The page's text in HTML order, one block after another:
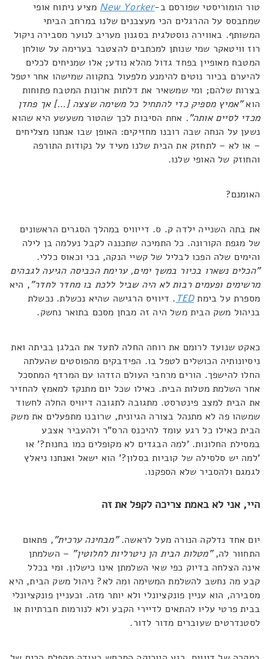
טור הומוריסטי שפורסם ב-New Yorker מציע ניתוח אופי
שמתבסס על ההרגלים הכי מעצבנים שלנו במרחב הביתי
המשותף. באווירה נוסטלגית בסגנון מעריב לנוער מסבירה ניקול
רוז וויטאקר שמי שנותן למכתבים להצטבר בערימה על שולחן
המטבח מאופיין בפחד גדול מהלא נודע; אלו שמניחים לכלים
להיערם בכיור נוטים להימנע מלפעול בתקווה שמישהו אחר יטפל
בצרות שלהם; ומי שמשאיר את דלתות ארונות המטבח פתוחות
הוא"אמיץ מספיק כדי להתחיל כל משימה שצצה […] אך פחדן
מכדי לסיים אותה". אחת הסיבות לכך שהטור משעשע היא שהוא
נשען על הנחה שבה רובנו מחזיקים: האופן שבו אנחנו מצליחים
– או לא – לתחזק את הבית שלנו מעיד על נקודות התורפה
והחוזק של האופי שלנו.
האומנם?
את בתה השנייה ילדה ק. ס. דייוויס במהלך הסגרים הראשונים
של מגפת הקורונה. כל התמיכה שתכננה לקבל נעלמה בן לילה
והימים שלה הפכו לבליל של קשיי הנקה, בכי וכאוס כללי.
"הכלים נשארו בכיור במשך ימים, ערימת הכביסה הגיעה לגבהים
מרשימים ופעמים רבות לא היה שביל ללכת בו מחדר לחדר", היא
מספרת על בימתTED . דיוויס הרגישה שהיא נכשלת. נכשלת
בניהול משק הבית משל היה זה מבחן מסכם בתואר נחשק.
כאקט שנועד לרומם את רוחה החלה לתעד את הבלגן בביתה ואת
ניסיונותיה הכושלים לטפל בו. הפידבקים מהפוסטים שהעלתה
החלו להישפך. הורים מרחבי העולם הזדהו עם המרדף המתסכל
אחר השלמת מטלות הבית. כאילו שכל יום מתנקז למאמץ להחזיר
את הבית למצב פינטרסט. מתגובה לתגובה דיוויס החלה לחשוד
שמשהו פה לא מתנהל בצורה הגיונית, שרובנו מתפעלים את משק
הבית כאילו כל רגע עומד להיכנס הרס"ר ולהעביר אצבע
במסילת החלונות. 'למה הבגדים לא מקופלים כמו בחנות?' או
'למה יש סלסילה של קוביות בסלון?' הוא ישאל ואנחנו ניאלץ
לגמגם ולהסביר שלא הספקנו.
היי, אני לא באמת צריכה לקפל את זה
יום אחד נדלקה הנורה מעל לראשה."מבחינה ערכית", פתאום
התחוור לה,"מטלות הבית הן ניטרליות לחלוטין" – השלמתן
אינה הצלחה בדיוק כפי שאי השלמתן אינו כישלון. ומי בכלל
קבע מה נחשב להשלמת המשימה ומה לא? ניהול משק הבית, היא
מסבירה, הוא עניין פונקציונלי ולא יותר מזה. וכעניין פונקציונלי
בבית פרטי עליו להתאים לדיירי הקבע ולא לנורמות חברתיות או
לסטנדרטים שעוברים מדור לדור.